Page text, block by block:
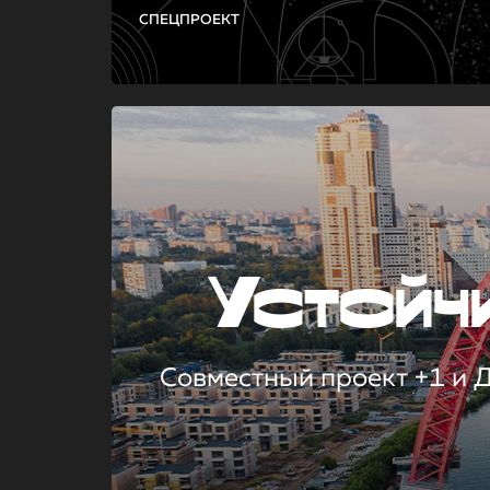
СПЕЦПРОЕКТ
Совместный проект +1 и